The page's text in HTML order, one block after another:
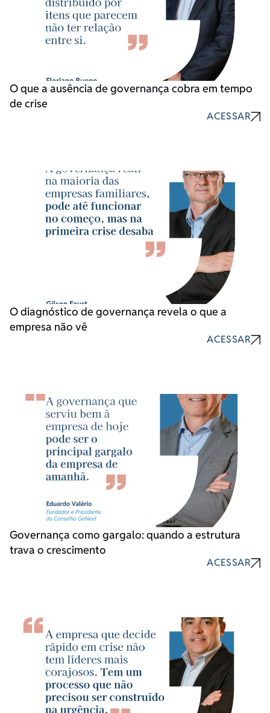
O que a ausência de governança cobra em tempo
de crise
ACESSAR
O diagnóstico de governança revela o que a
empresa não vê
ACESSAR
Governança como gargalo: quando a estrutura
trava o crescimento
ACESSAR